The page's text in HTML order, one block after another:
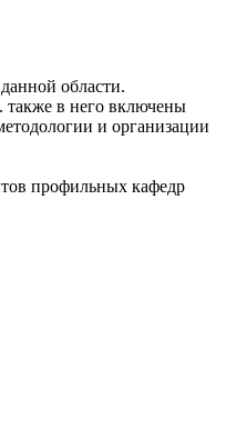
области.
также в него включены
и организации
профильных кафедр